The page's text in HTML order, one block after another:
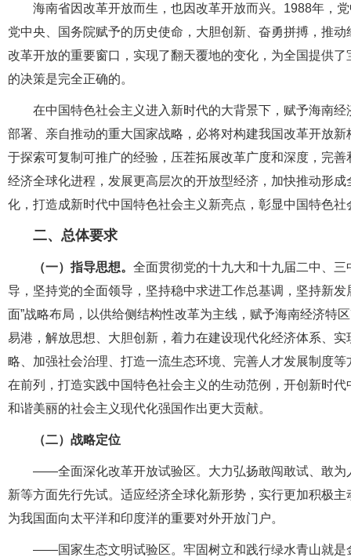
海南省因改革开放而生，也因改革开放而兴。1988年，
党中央、国务院赋予的历史使命，大胆创新、奋勇拼搏，推
改革开放的重要窗口，实现了翻天覆地的变化，为全国提供
的决策是完全正确的。
在中国特色社会主义进入新时代的大背景下，赋予海南
部署、亲自推动的重大国家战略，必将对构建我国改革开放
于探索可复制可推广的经验，压茬拓展改革广度和深度，完
经济全球化进程，发展更高层次的开放型经济，加快推动形
化，打造成新时代中国特色社会主义新亮点，彰显中国特色
二、总体要求
（一）指导思想。 全面贯彻党的十九大和十九届二中、
导，坚持党的全面领导，坚持稳中求进工作总基调，坚持新
面”战略布局，以供给侧结构性改革为主线，赋予海南经济特
易港，解放思想、大胆创新，着力在建设现代化经济体系、
略、加强社会治理、打造一流生态环境、完善人才发展制度
在前列，打造实践中国特色社会主义的生动范例，开创新时
和谐美丽的社会主义现代化强国作出更大贡献。
（二）战略定位
——全面深化改革开放试验区。大力弘扬敢闯敢试、敢为
新等方面先行先试。适应经济全球化新形势，实行更加积极
为我国面向太平洋和印度洋的重要对外开放门户。
——国家生态文明试验区。牢固树立和践行绿水青山就是